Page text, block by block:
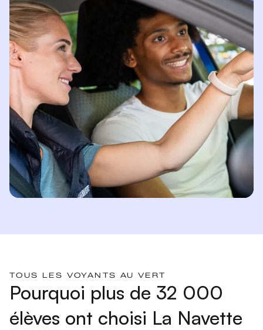
TOUS LES VOYANTS AU VERT
Pourquoi plus de 32 000
élèves ont choisi La Navette